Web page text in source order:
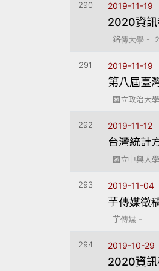
290 2019-11-19
2020資訊
銘傳大學 -
291 2019-11-19
第八屆臺
國立政治大
292 2019-11-12
台灣統計
國立中興大
293 2019-11-04
芋傳媒徵
芋傳媒 -
294 2019-10-29
2020資訊